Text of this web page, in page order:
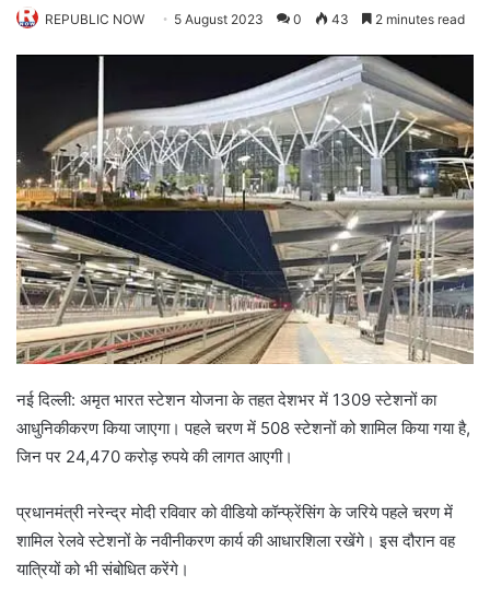
REPUBLIC NOW 5 August 2023 0 43 2 minutes read
नई दिल्ली: अमृत भारत स्टेशन योजना के तहत देशभर में 1309 स्टेशनों का
आधुनिकीकरण किया जाएगा। पहले चरण में 508 स्टेशनों को शामिल किया गया है,
जिन पर 24,470 करोड़ रुपये की लागत आएगी।
प्रधानमंत्री नरेन्द्र मोदी रविवार को वीडियो कॉन्फ्रेंसिंग के जरिये पहले चरण में
शामिल रेलवे स्टेशनों के नवीनीकरण कार्य की आधारशिला रखेंगे। इस दौरान वह
यात्रियों को भी संबोधित करेंगे।